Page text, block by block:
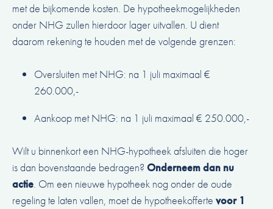
met de bijkomende kosten. De hypotheekmogelijkheden
onder NHG zullen hierdoor lager uitvallen. U dient
daarom rekening te houden met de volgende grenzen:
Oversluiten met NHG: na 1 juli maximaal €
260.000,-
Aankoop met NHG: na 1 juli maximaal € 250.000,-
Wilt u binnenkort een NHG-hypotheek afsluiten die hoger
is dan bovenstaande bedragen? Onderneem dan nu
actie. Om een nieuwe hypotheek nog onder de oude
regeling te laten vallen, moet de hypotheekofferte voor 1